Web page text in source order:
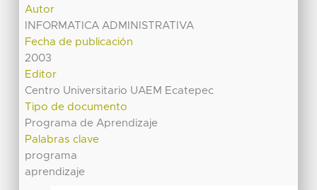
Autor
INFORMATICA ADMINISTRATIVA
Fecha de publicación
2003
Editor
Centro Universitario UAEM Ecatepec
Tipo de documento
Programa de Aprendizaje
Palabras clave
programa
aprendizaje